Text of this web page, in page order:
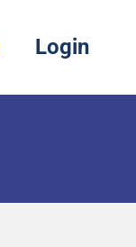
Login